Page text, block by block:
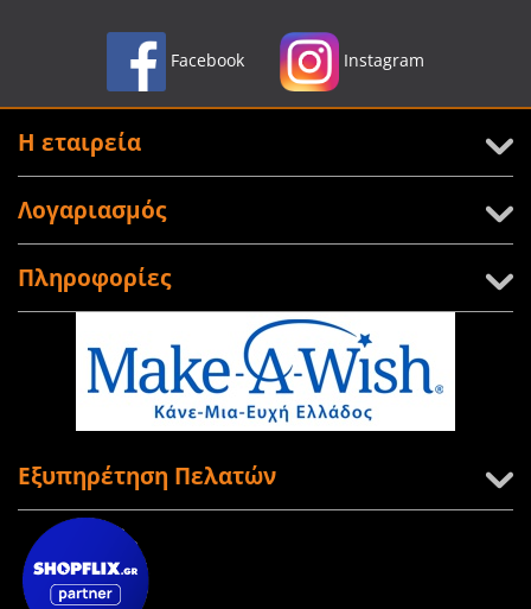
Facebook Instagram
Η εταιρεία
Λογαριασμός
Πληροφορίες
Εξυπηρέτηση Πελατών